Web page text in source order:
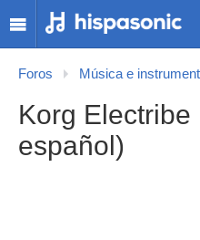
Foros Música e
Korg
español)